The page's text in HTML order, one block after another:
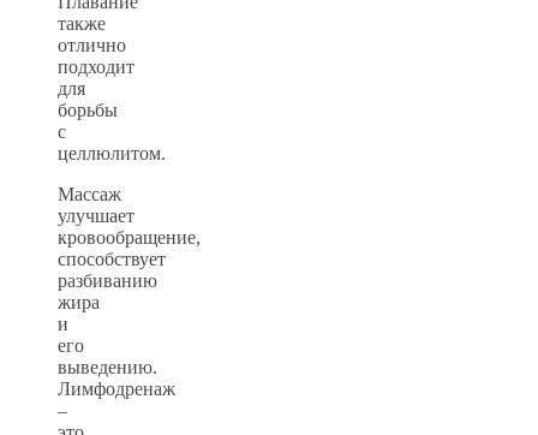
также
отлично
подходит
для
борьбы
с
целлюлитом.
Массаж
улучшает
кровообращение,
способствует
разбиванию
жира
и
его
выведению.
Лимфодренаж
–